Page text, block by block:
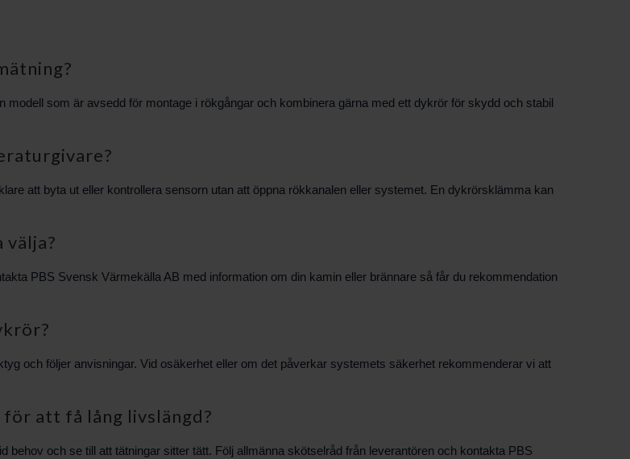
som är avsedd för montage i rökgångar och kombinera gärna med ett dykrör för skydd och stabil
att byta ut eller kontrollera sensorn utan att öppna rökkanalen eller systemet. En dykrörsklämma kan
PBS Svensk Värmekälla AB med information om din kamin eller brännare så får du rekommendation
och följer anvisningar. Vid osäkerhet eller om det påverkar systemets säkerhet rekommenderar vi att
att få lång livslängd?
behov och se till att tätningar sitter tätt. Följ allmänna skötselråd från leverantören och kontakta PBS